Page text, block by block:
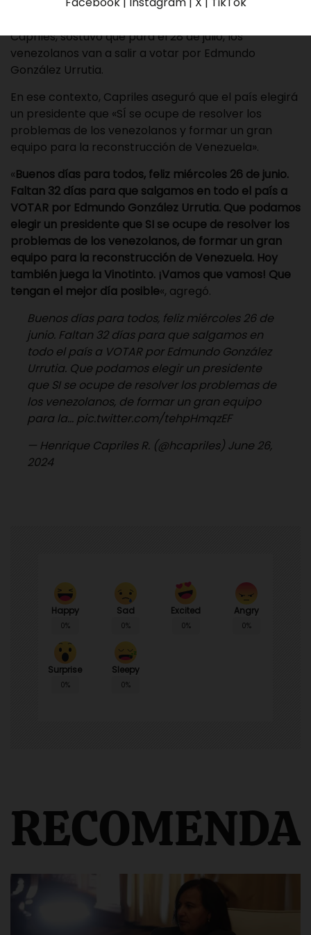
Capriles, sostuvo que para el 28 de julio, los
venezolanos van a salir a votar por Edmundo
González Urrutia.
En ese contexto, Capriles aseguró que el país elegirá
un presidente que «SÍ se ocupe de resolver los
problemas de los venezolanos y formar un gran
equipo para la reconstrucción de Venezuela».
«Buenos días para todos, feliz miércoles 26 de junio.
Faltan 32 días para que salgamos en todo el país a
VOTAR por Edmundo González Urrutia. Que podamos
elegir un presidente que SI se ocupe de resolver los
problemas de los venezolanos, de formar un gran
equipo para la reconstrucción de Venezuela. Hoy
también juega la Vinotinto. ¡Vamos que vamos! Que
tengan el mejor día posible«, agregó.
Buenos días para todos, feliz miércoles 26 de
junio. Faltan 32 días para que salgamos en
todo el país a VOTAR por Edmundo González
Urrutia. Que podamos elegir un presidente
que SI se ocupe de resolver los problemas de
los venezolanos, de formar un gran equipo
para la… pic.twitter.com/tehpHmqzEF
— Henrique Capriles R. (@hcapriles) June 26,
2024
Happy
0%
Sad
0%
Excited
0%
Angry
0%
Surprise
0%
Sleepy
0%